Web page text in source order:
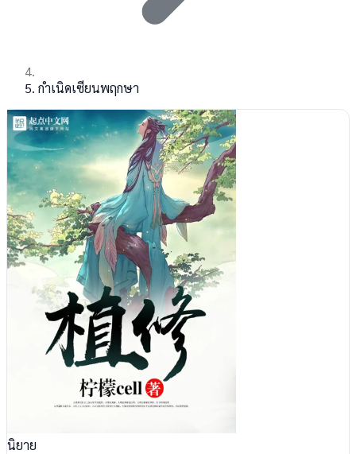
กำเนิดเซียนพฤกษา
นิยาย